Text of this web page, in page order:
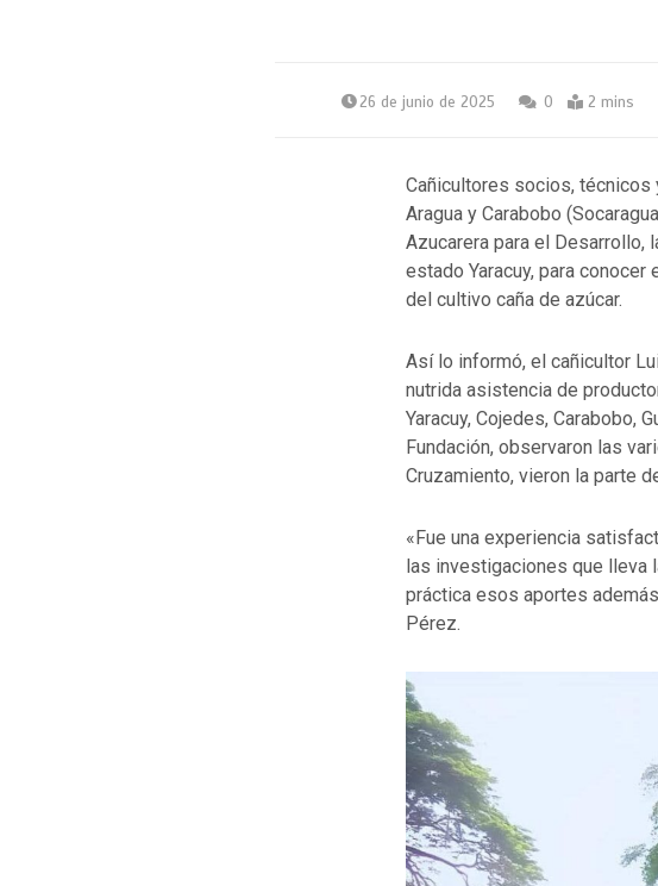
26 de junio de 2025 0 2 mins
Cañicultores socios,
Aragua y Carabobo
Azucarera para el Desarrollo,
estado Yaracuy, para
del cultivo caña de azúcar.
Así lo informó, el cañicultor
nutrida asistencia de
Yaracuy, Cojedes, Carabobo,
Fundación, observaron las
Cruzamiento, vieron la parte
«Fue una experiencia
las investigaciones que lleva
práctica esos aportes
Pérez.